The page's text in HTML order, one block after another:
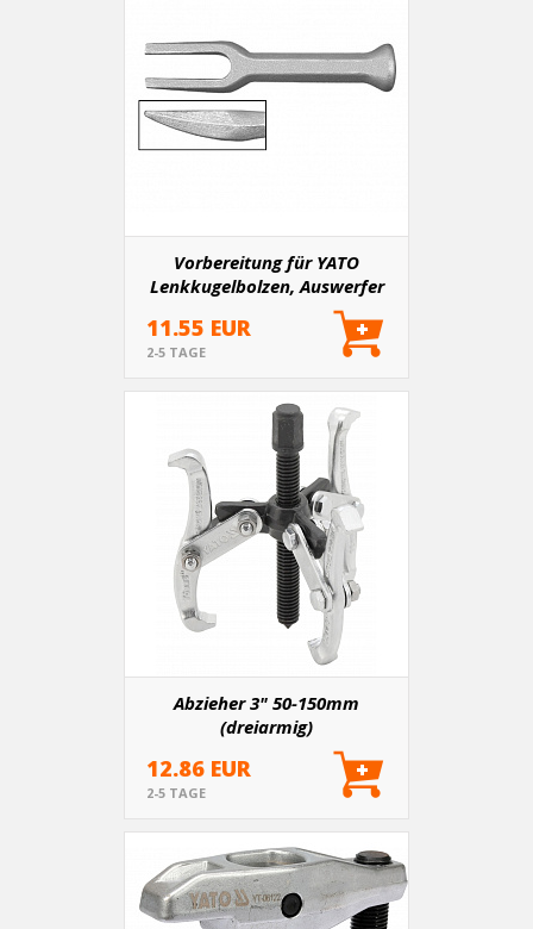
Vorbereitung für YATO
Lenkkugelbolzen, Auswerfer
11.55 EUR
2-5 TAGE
Abzieher 3" 50-150mm
(dreiarmig)
12.86 EUR
2-5 TAGE